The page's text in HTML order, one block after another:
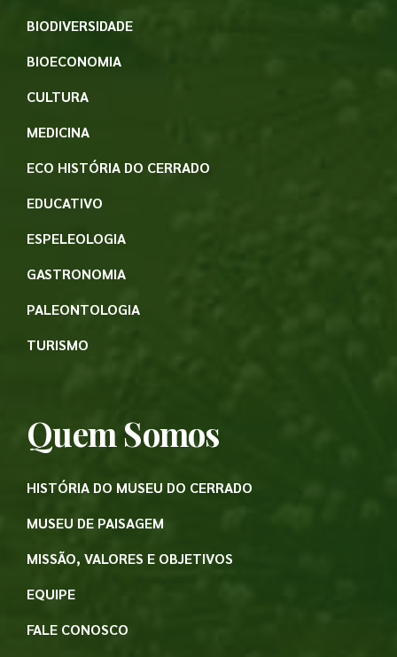
BIODIVERSIDADE
BIOECONOMIA
CULTURA
MEDICINA
ECO HISTÓRIA DO CERRADO
EDUCATIVO
ESPELEOLOGIA
GASTRONOMIA
PALEONTOLOGIA
TURISMO
Quem Somos
HISTÓRIA DO MUSEU DO CERRADO
MUSEU DE PAISAGEM
MISSÃO, VALORES E OBJETIVOS
EQUIPE
FALE CONOSCO